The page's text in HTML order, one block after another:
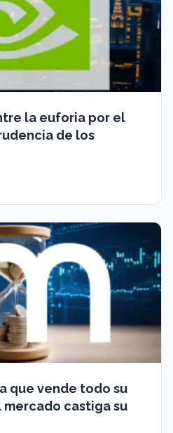
la euforia por el
de los
que vende todo su
castiga su